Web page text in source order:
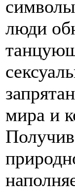
люди
мира и